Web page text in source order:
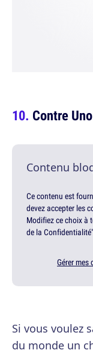
Contre Uno
Contenu
Ce contenu est
devez accepter les
Modifiez ce choix à
de la
Gérer mes
Si vous voulez
du monde un